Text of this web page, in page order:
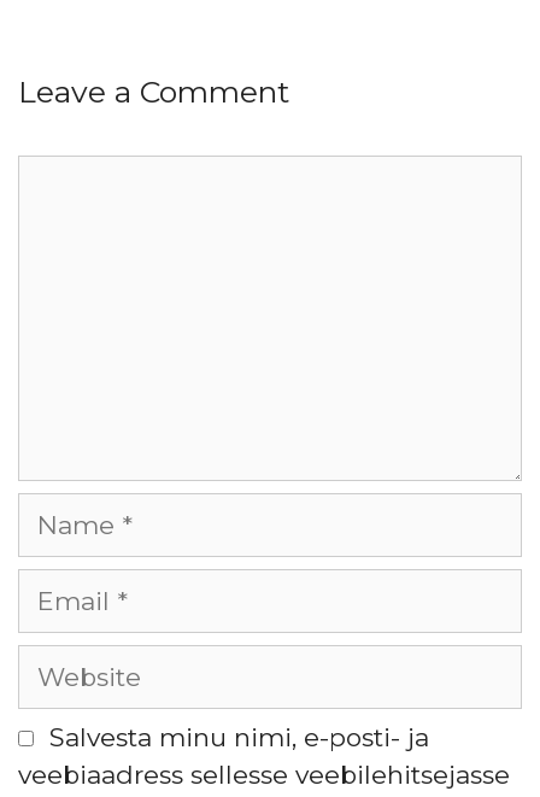
Leave a Comment
Salvesta minu nimi, e-posti- ja
veebiaadress sellesse veebilehitsejasse